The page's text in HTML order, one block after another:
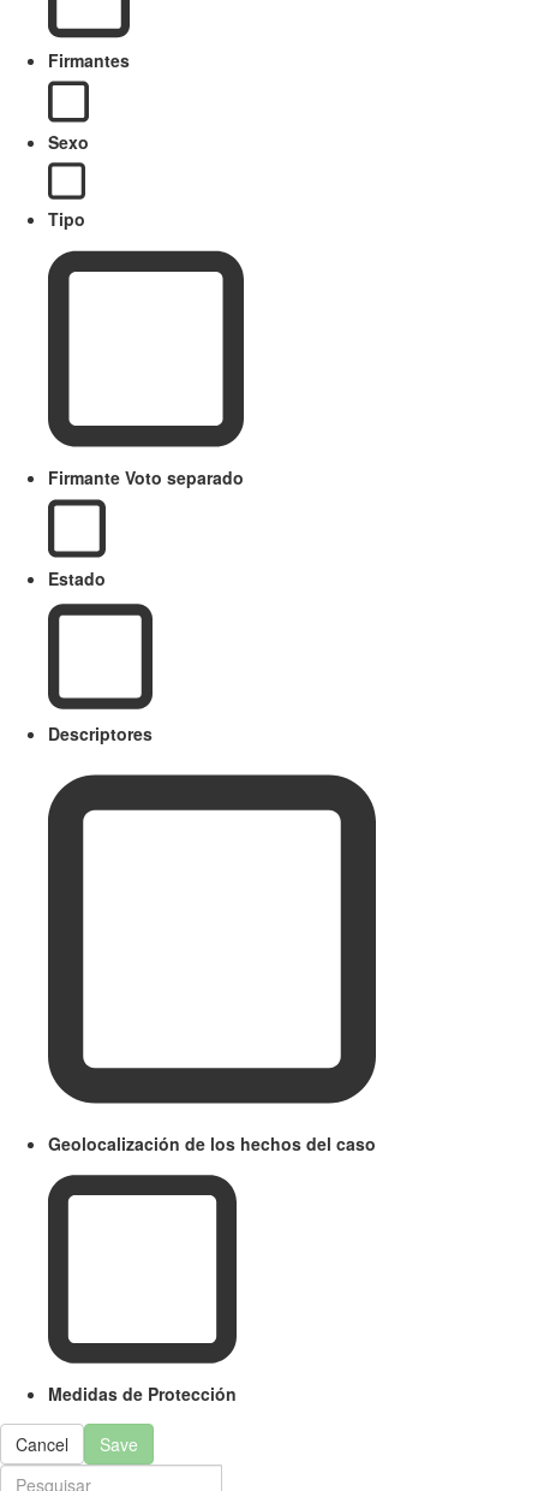
Firmantes
Sexo
Tipo
Firmante Voto separado
Estado
Descriptores
Geolocalización de los hechos del caso
Medidas de Protección
Cancel Save